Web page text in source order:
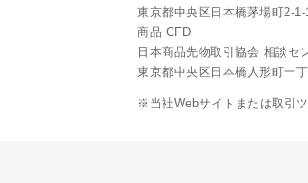
東京都中央区日本橋茅場町2-
商品 CFD
日本商品先物取引協会 相談セ
東京都中央区日本橋人形町一
※当社Webサイトまたは取引